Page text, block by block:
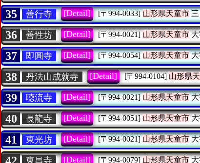
35 善行寺 [Detail] [〒994-0033] 山形県天童市三
36 善性坊 [Detail] [〒994-0021] 山形県天童市大
37 即圓寺 [Detail] [〒994-0054] 山形県天童市大
38 丹法山成就寺 [Detail] [〒994-0104] 山形県
39 聴流寺 [Detail] [〒994-0021] 山形県天童市大
40 長龍寺 [Detail] [〒994-0051] 山形県天童市大
41 東光坊 [Detail] [〒994-0021] 山形県天童市大
42 東昌寺 [Detail] [〒994-0079] 山形県天童市大